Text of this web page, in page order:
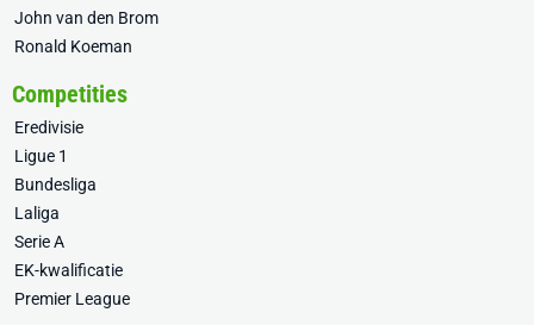
John van den Brom
Ronald Koeman
Competities
Eredivisie
Ligue 1
Bundesliga
Laliga
Serie A
EK-kwalificatie
Premier League